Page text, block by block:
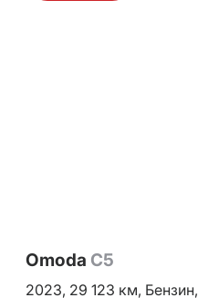
Omoda C5
2023, 29 123 км, Бензин,